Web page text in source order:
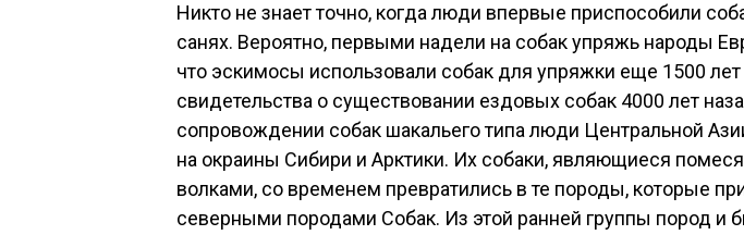
Никто не знает точно, когда люди впервые приспособили
санях. Вероятно, первыми надели на собак упряжь народы
что эскимосы использовали собак для упряжки еще 1500 лет
свидетельства о существовании ездовых собак 4000 лет
сопровождении собак шакальего типа люди Центральной
на окраины Сибири и Арктики. Их собаки, являющиеся
волками, со временем превратились в те породы, которые
северными породами Собак. Из этой ранней группы пород и